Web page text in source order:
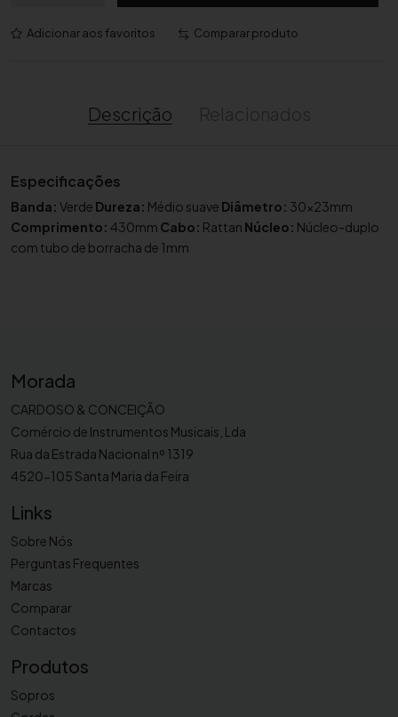
n
d
e
B
i
a
r
a
m
a
a
Y
a
m
a
a
Adicionar aos favoritos Comparar produto
Descrição
Especificações
Banda: Verde Dureza: Médio suave Diâmetro: 30x23mm
Comprimento: 430mm Cabo: Rattan Núcleo: Núcleo-duplo
com tubo de borracha de 1mm
Morada
CARDOSO & CONCEIÇÃO
Comércio de Instrumentos Musicais, Lda
Rua da Estrada Nacional nº 1319
4520-105 Santa Maria da Feira
Links
Sobre Nós
Perguntas Frequentes
Marcas
Comparar
Contactos
Produtos
Sopros